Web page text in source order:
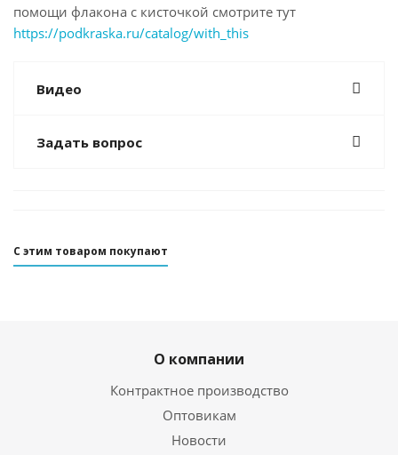
помощи флакона с кисточкой смотрите тут
https://podkraska.ru/catalog/with_this
Видео
Задать вопрос
С этим товаром покупают
О компании
Контрактное производство
Оптовикам
Новости